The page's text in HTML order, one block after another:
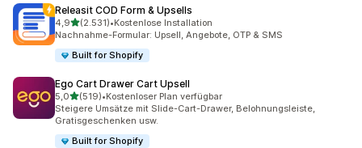
Releasit COD Form & Upsells
4,9von 5 Sternen
(2.531)
2531 Rezensionen insgesamt
•Kostenlose Installation
Nachnahme-Formular: Upsell, Angebote, OTP & SMS
Built for Shopify
Ego Cart Drawer Cart Upsell
5,0von 5 Sternen
(519)
519 Rezensionen insgesamt
•Kostenloser Plan verfügbar
Steigere Umsätze mit Slide-Cart-Drawer, Belohnungsleiste,
Gratisgeschenken usw.
Built for Shopify